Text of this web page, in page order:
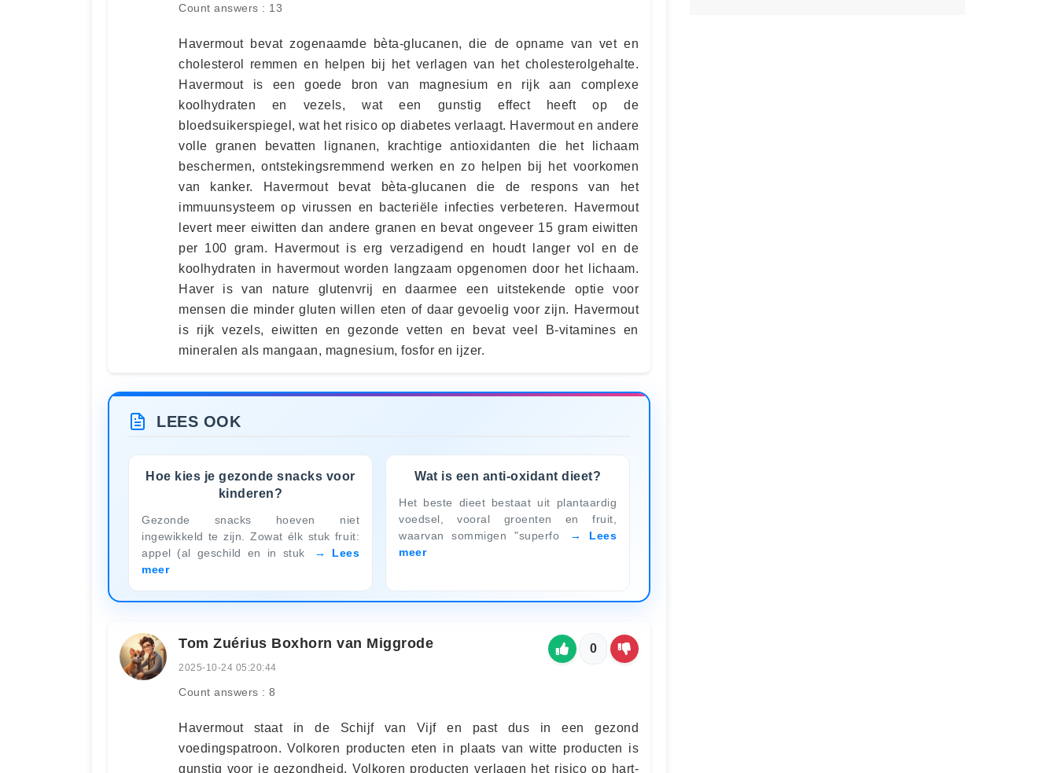
Count answers : 13
Havermout bevat zogenaamde bèta-glucanen, die de opname van vet en
cholesterol remmen en helpen bij het verlagen van het cholesterolgehalte.
Havermout is een goede bron van magnesium en rijk aan complexe
koolhydraten en vezels, wat een gunstig effect heeft op de
bloedsuikerspiegel, wat het risico op diabetes verlaagt. Havermout en andere
volle granen bevatten lignanen, krachtige antioxidanten die het lichaam
beschermen, ontstekingsremmend werken en zo helpen bij het voorkomen
van kanker. Havermout bevat bèta-glucanen die de respons van het
immuunsysteem op virussen en bacteriële infecties verbeteren. Havermout
levert meer eiwitten dan andere granen en bevat ongeveer 15 gram eiwitten
per 100 gram. Havermout is erg verzadigend en houdt langer vol en de
koolhydraten in havermout worden langzaam opgenomen door het lichaam.
Haver is van nature glutenvrij en daarmee een uitstekende optie voor
mensen die minder gluten willen eten of daar gevoelig voor zijn. Havermout
is rijk vezels, eiwitten en gezonde vetten en bevat veel B-vitamines en
mineralen als mangaan, magnesium, fosfor en ijzer.
LEES OOK
Hoe kies je gezonde snacks voor
kinderen?
Gezonde snacks hoeven niet
ingewikkeld te zijn. Zowat élk stuk fruit:
appel (al geschild en in stuk
Lees
meer
Wat is een anti-oxidant dieet?
Het beste dieet bestaat uit plantaardig
voedsel, vooral groenten en fruit,
waarvan sommigen "superfo
Lees
meer
Tom Zuérius Boxhorn van Miggrode
2025-10-24 05:20:44
Count answers : 8
0
Havermout staat in de Schijf van Vijf en past dus in een gezond
voedingspatroon. Volkoren producten eten in plaats van witte producten is
gunstig voor je gezondheid. Volkoren producten verlagen het risico op hart-